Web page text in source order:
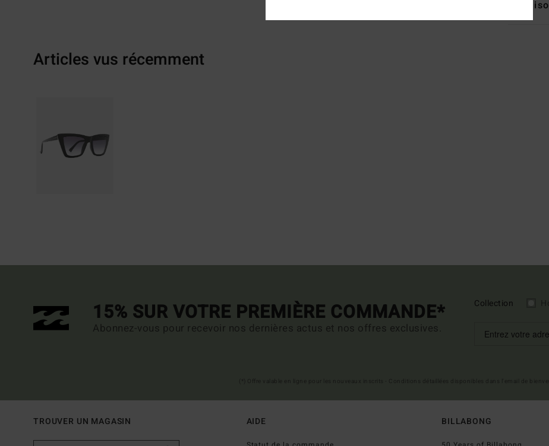
Articles vus récemment
15% SUR VOTRE PREMIÈRE COMMANDE*
Abonnez-vous pour recevoir nos dernières actus et nos offres exclusives.
Collection
TROUVER UN MAGASIN AIDE BILLABONG